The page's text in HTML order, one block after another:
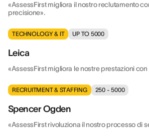
«AssessFirst migliora il nostro reclutamento
precisione».
TECHNOLOGY & IT UP TO 5000
Leica
«AssessFirst migliora le nostre prestazioni con
RECRUITMENT & STAFFING 250 - 5000
Spencer Ogden
«AssessFirst rivoluziona il nostro processo di